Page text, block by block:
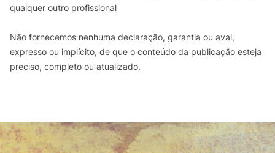
qualquer outro profissional
Não fornecemos nenhuma declaração, garantia ou aval,
expresso ou implícito, de que o conteúdo da publicação esteja
preciso, completo ou atualizado.